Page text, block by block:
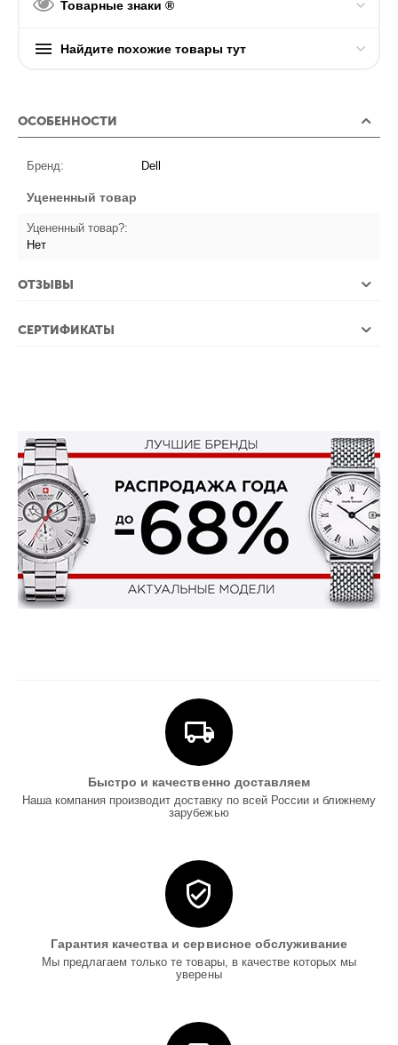
Товарные знаки ®
Найдите похожие товары тут
ОСОБЕННОСТИ
Бренд: Dell
Уцененный товар
Уцененный товар?:
Нет
ОТЗЫВЫ
СЕРТИФИКАТЫ
Быстро и качественно доставляем
Наша компания производит доставку по всей России и ближнему
зарубежью
Гарантия качества и сервисное обслуживание
Мы предлагаем только те товары, в качестве которых мы
уверены